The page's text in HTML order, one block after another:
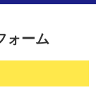
ォーム